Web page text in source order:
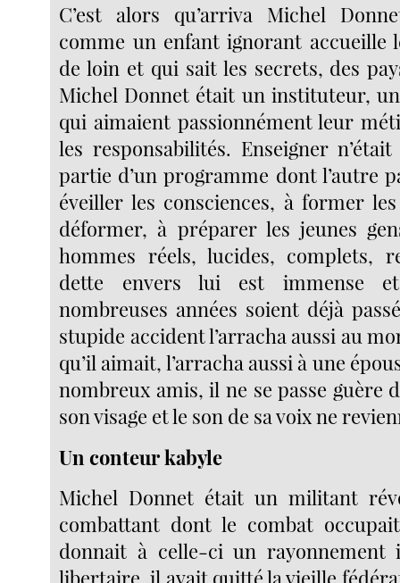
C’est alors qu’arriva Michel
comme un enfant ignorant accueille
de loin et qui sait les secrets, des
Michel Donnet était un instituteur,
qui aimaient passionnément leur
les responsabilités. Enseigner
partie d’un programme dont l’autre
éveiller les consciences, à former
déformer, à préparer les jeunes
hommes réels, lucides, complets,
dette envers lui est immense
nombreuses années soient déjà
stupide accident l’arracha aussi au
qu’il aimait, l’arracha aussi à une
nombreux amis, il ne se passe guère
son visage et le son de sa voix ne
Un conteur kabyle
Michel Donnet était un militant
combattant dont le combat
donnait à celle-ci un rayonnement